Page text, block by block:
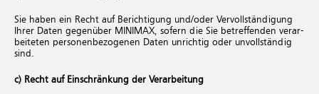
Sie haben ein Recht auf Be­rich­ti­gung und/oder Ver­voll­stän­di­gung
Ihrer Daten ge­gen­über MINIMAX, so­fern die Sie be­tref­fen­den ver­ar­
bei­te­ten per­so­nen­be­zo­ge­nen Daten un­rich­tig oder un­voll­stän­dig
sind.
c) Recht auf Ein­schrän­kung der Ver­ar­bei­tung